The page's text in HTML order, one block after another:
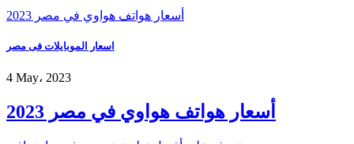
أسعار هواتف هواوي في مصر 2023
اسعار الموبايلات فى مصر
4 May، 2023
أسعار هواتف هواوي في مصر 2023